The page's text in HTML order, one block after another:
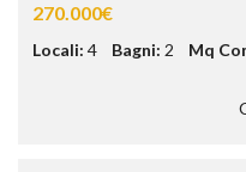
270.000€
Locali: 4 Bagni: 2 Mq